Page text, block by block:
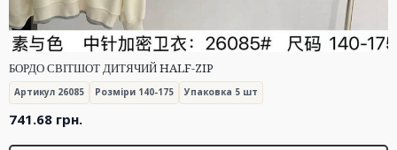
БОРДО СВІТШОТ ДИТЯЧИЙ HALF-ZIP
Артикул 26085 Розміри 140-175 Упаковка 5 шт
741.68 грн.